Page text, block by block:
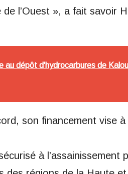
de l’Ouest », a fait savoir
au dépôt d'hydrocarbures de
son financement vise
à l’assainissement